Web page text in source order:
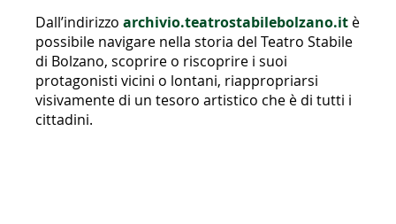
Dall’indirizzo archivio.teatrostabilebolzano.it è
possibile navigare nella storia del Teatro Stabile
di Bolzano, scoprire o riscoprire i suoi
protagonisti vicini o lontani, riappropriarsi
visivamente di un tesoro artistico che è di tutti i
cittadini.